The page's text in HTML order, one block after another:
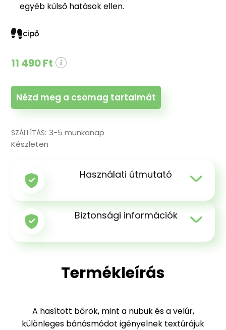
egyéb külső hatások ellen.
cipő
11 490 Ft
Nézd meg a csomag tartalmát
SZÁLLÍTÁS: 3-5 munkanap
Készleten
Használati útmutató
Biztonsági információk
Termékleírás
A hasított bőrök, mint a nubuk és a velúr,
különleges bánásmódot igényelnek textúrájuk